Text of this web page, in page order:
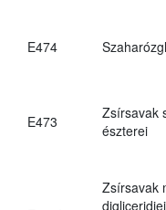
E474
E473
Zsírsavak
észterei
Zsírsavak